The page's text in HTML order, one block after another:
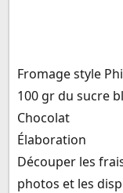
Fromage style
100 gr du sucre
Chocolat
Élaboration
Découper les
photos et les